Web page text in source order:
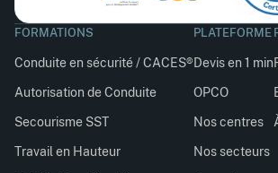
FORMATIONS
Conduite en sécurité / CACES®
Autorisation de Conduite
Secourisme SST
Travail en Hauteur
PLATEFORME
Devis en 1 min
OPCO
Nos centres
Nos secteurs